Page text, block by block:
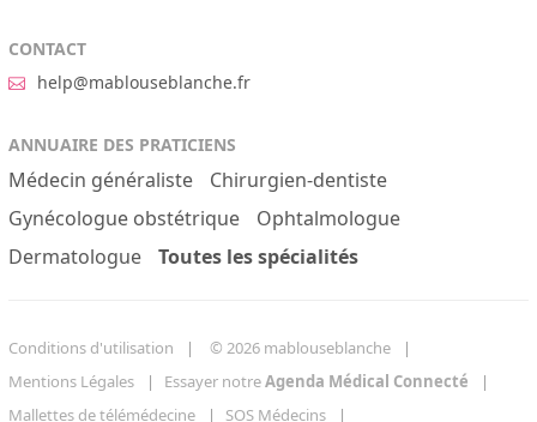
CONTACT
help@mablouseblanche.fr
ANNUAIRE DES PRATICIENS
Médecin généraliste
Chirurgien-dentiste
Gynécologue obstétrique
Ophtalmologue
Dermatologue
Toutes les spécialités
Conditions d'utilisation
© 2026 mablouseblanche
Mentions Légales
Essayer notreAgenda Médical Connecté
Mallettes de télémédecine
SOS Médecins